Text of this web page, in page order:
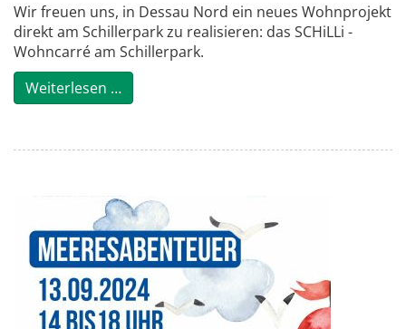
Wir freuen uns, in Dessau Nord ein neues Wohnprojekt
direkt am Schillerpark zu realisieren: das SCHiLLi -
Wohncarré am Schillerpark.
Weiterlesen …Unser neues Bauprojekt: SchiLLi -